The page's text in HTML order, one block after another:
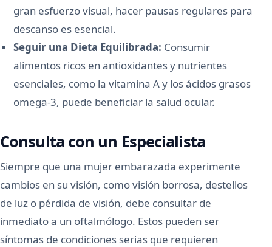
gran esfuerzo visual, hacer pausas regulares para
descanso es esencial.
Seguir una Dieta Equilibrada: Consumir
alimentos ricos en antioxidantes y nutrientes
esenciales, como la vitamina A y los ácidos grasos
omega-3, puede beneficiar la salud ocular.
Consulta con un Especialista
Siempre que una mujer embarazada experimente
cambios en su visión, como visión borrosa, destellos
de luz o pérdida de visión, debe consultar de
inmediato a un oftalmólogo. Estos pueden ser
síntomas de condiciones serias que requieren